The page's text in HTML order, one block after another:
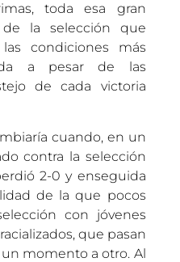
toda esa gran
la selección que
condiciones más
a pesar de las
de cada victoria
cuando, en un
contra la selección
2-0 y enseguida
de la que pocos
con jóvenes
que pasan
momento a otro. Al